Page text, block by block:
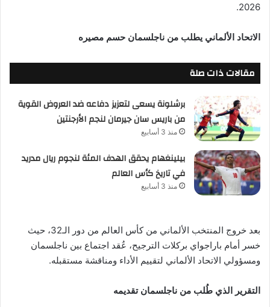
2026.
الاتحاد الألماني يطلب من ناجلسمان حسم مصيره
مقالات ذات صلة
برشلونة يسعى لتعزيز دفاعه ضد العروض القوية
من باريس سان جيرمان لنجم الأرجنتين
منذ 3 أسابيع
بيلينغهام يحقق الهدف المئة لنجوم ريال مدريد
في تاريخ كأس العالم
منذ 3 أسابيع
بعد خروج المنتخب الألماني من كأس العالم من دور الـ32، حيث
خسر أمام باراجواي بركلات الترجيح، عُقد اجتماع بين ناجلسمان
ومسؤولي الاتحاد الألماني لتقييم الأداء ومناقشة مستقبله.
التقرير الذي طُلب من ناجلسمان تقديمه